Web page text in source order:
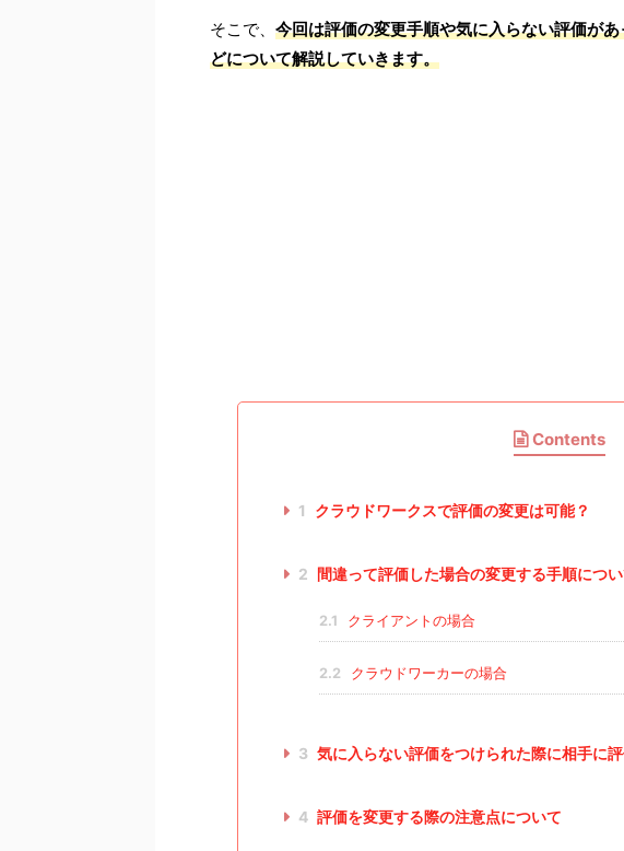
そこで、 今回は評価の変更手順や気に入らない評価が
どについて解説していきます。
Contents
1 クラウドワークスで評価の変更は可能？
2 間違って評価した場合の変更する手順につ
2.1 クライアントの場合
2.2 クラウドワーカーの場合
3 気に入らない評価をつけられた際に相手に
4 評価を変更する際の注意点について